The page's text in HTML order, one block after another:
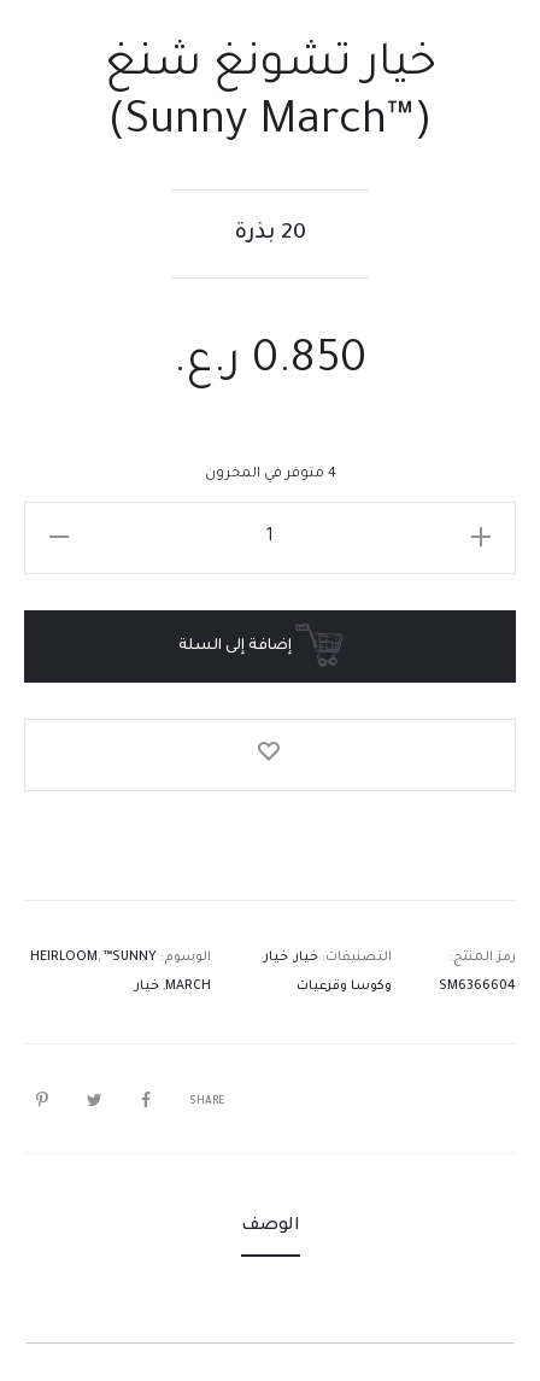
خيار تشونغ شنغ
(™Sunny March)
20 بذرة
0.850 ر.ع.
4 متوفر في المخزون
رمز المنتج:
SM6366604
التصنيفات: خيار, خيار
وكوسا وقرعيات
الوسوم: HEIRLOOM, ™SUNNY
MARCH
, خيار
SHARE
الوصف